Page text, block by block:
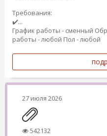
Требования:
✔️...
График работы - сменный
работы - любой Пол - любой
27 июля 2026
542132